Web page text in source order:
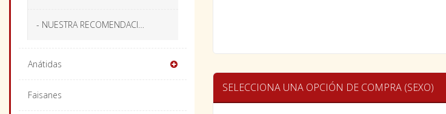
SELECCIONA UNA OPCIÓN DE COMPRA (SEXO)
- NUESTRA RECOMENDACIÓN
Anátidas
Faisanes